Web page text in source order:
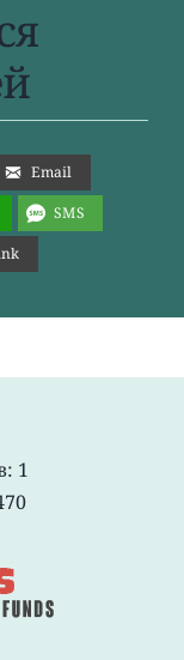
Email
SMS
1